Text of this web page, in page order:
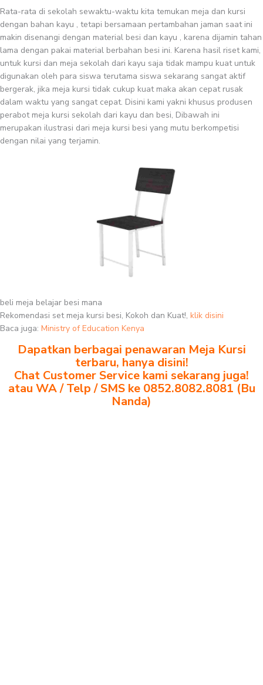
Rata-rata di sekolah sewaktu-waktu kita temukan meja dan kursi
dengan bahan kayu , tetapi bersamaan pertambahan jaman saat ini
makin disenangi dengan material besi dan kayu , karena dijamin tahan
lama dengan pakai material berbahan besi ini. Karena hasil riset kami,
untuk kursi dan meja sekolah dari kayu saja tidak mampu kuat untuk
digunakan oleh para siswa terutama siswa sekarang sangat aktif
bergerak, jika meja kursi tidak cukup kuat maka akan cepat rusak
dalam waktu yang sangat cepat. Disini kami yakni khusus produsen
perabot meja kursi sekolah dari kayu dan besi, Dibawah ini
merupakan ilustrasi dari meja kursi besi yang mutu berkompetisi
dengan nilai yang terjamin.
beli meja belajar besi mana
Rekomendasi set meja kursi besi, Kokoh dan Kuat!, klik disini
Baca juga: Ministry of Education Kenya
Dapatkan berbagai penawaran Meja Kursi
terbaru, hanya disini!
Chat Customer Service kami sekarang juga!
atau WA / Telp / SMS ke 0852.8082.8081 (Bu
Nanda)